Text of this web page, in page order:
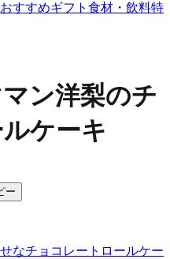
すすめギフト 食材・飲料特
ン洋梨のチ
ケーキ
ー
なチョコレートロールケー